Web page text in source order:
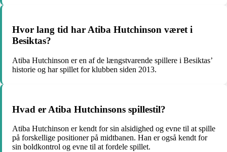
Hvor lang tid har Atiba Hutchinson været i
Besiktas?
Atiba Hutchinson er en af de længstvarende spillere i Besiktas’
historie og har spillet for klubben siden 2013.
Hvad er Atiba Hutchinsons spillestil?
Atiba Hutchinson er kendt for sin alsidighed og evne til at spille
på forskellige positioner på midtbanen. Han er også kendt for
sin boldkontrol og evne til at fordele spillet.